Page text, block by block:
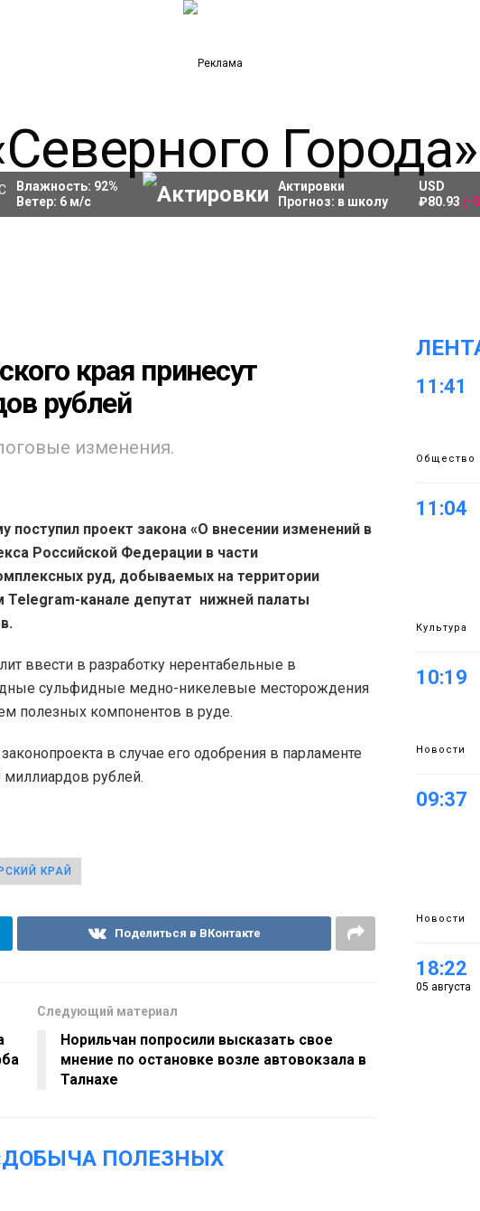
Влажность: 92%
Ветер: 6м/с
Актировки
Прогноз: в школу
USD
₽80.93 (-
края принесут
рублей
изменения.
поступил проект закона «О внесении изменений в
Российской Федерации в части
руд, добываемых на территории
Telegram-канале депутат нижней палаты
ввести в разработку нерентабельные в
сульфидные медно-никелевые месторождения
полезных компонентов в руде.
в случае его одобрения в парламенте
рублей.
КРАЙ
Поделиться в ВКонтакте
Следующий материал
Норильчан попросили высказать свое
мнение по остановке возле автовокзала в
Талнахе
ПОЛЕЗНЫХ
11:41
Общество
11:04
Культура
10:19
Новости
09:37
Новости
18:22
05 августа